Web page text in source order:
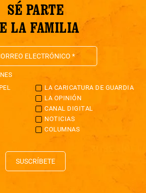
SÉ PARTE
LA FAMILIA
LA CARICATURA DE GUARDIA
LA OPINIÓN
CANAL DIGITAL
NOTICIAS
COLUMNAS
SUSCRÍBETE